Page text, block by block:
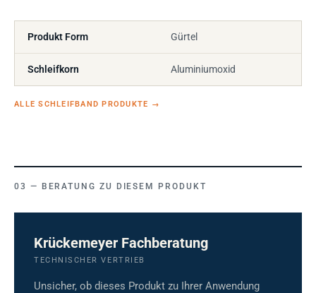
Produkt Form Gürtel
Schleifkorn Aluminiumoxid
ALLE SCHLEIFBAND PRODUKTE →
BERATUNG ZU DIESEM PRODUKT
Krückemeyer Fachberatung
TECHNISCHER VERTRIEB
Unsicher, ob dieses Produkt zu Ihrer Anwendung